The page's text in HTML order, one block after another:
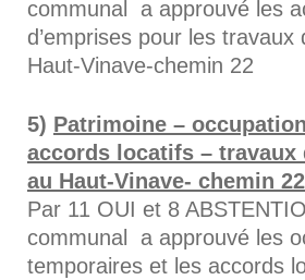
communal a approuvé les
d’emprises pour les travaux
Haut-Vinave-chemin 22
Patrimoine –
accords locatifs – travaux
au Haut-Vinave- chemin
Par 11 OUI et 8
communal a approuvé les
temporaires et les accords